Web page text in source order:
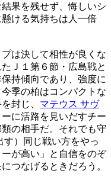
果を残せず、悔しいシ
ける気持ちは人一倍
は決して相性が良くな
Ｊ１第６節・広島戦と
持傾向であり、強度に
季の柏はコンパクトな
封じ、 マテウス サヴ
に活路を見いだすチー
の相手だ。それでも守
す）同じ戦い方をやっ
が高い」と自信をのぞ
つなげるときだろう。